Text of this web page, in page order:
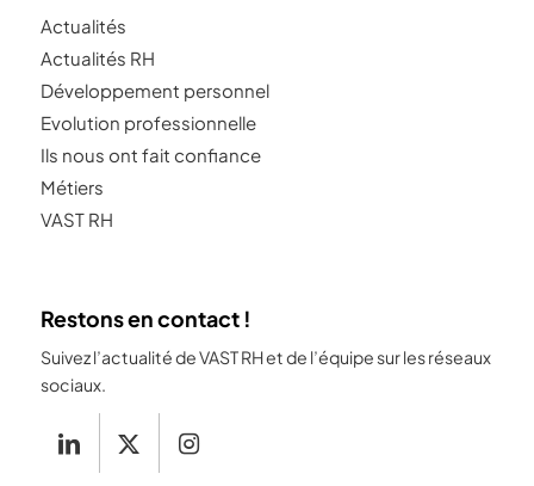
Actualités
Actualités RH
Développement personnel
Evolution professionnelle
Ils nous ont fait confiance
Métiers
VAST RH
Restons en contact !
Suivez l’actualité de VAST RH et de l’équipe sur les réseaux
sociaux.